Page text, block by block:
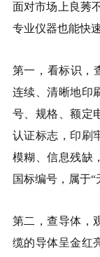
面对市场上良莠
专业仪器也能快
第一，看标识，
连续、清晰地印
号、规格、额定
认证标志，印刷
模糊、信息残缺
国标编号，属于“
第二，查导体，
缆的导体呈金红